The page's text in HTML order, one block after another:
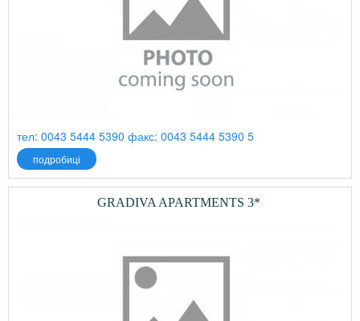
тел: 0043 5444 5390 факс: 0043 5444 5390 5
подробиці
GRADIVA APARTMENTS 3*